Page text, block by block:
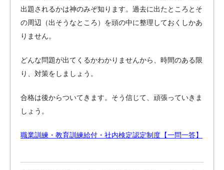
出題されるかは神のみぞ知ります。過去に出たところとそ
の周辺（出そうなところ）を頭の中に整理しておくしかあ
りません。
どんな問題が出てくるかわかりませんから、時間のある限
り、対策をしましょう。
合格は後からついてきます。そう信じて、頑張っていきま
しょう。
職業訓練・教育訓練給付・社内検定認定制度【一問一答】